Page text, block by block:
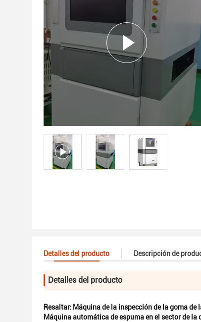
Detalles del producto Descripción de
Detalles del producto
Resaltar: Máquina de la inspección de la goma de
Máquina automática de espuma en el sector de la